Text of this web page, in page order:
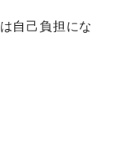
自己負担にな